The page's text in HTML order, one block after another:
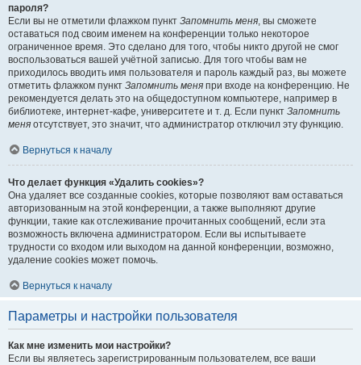
пароля?
Если вы не отметили флажком пункт Запомнить меня , вы сможете
оставаться под своим именем на конференции только некоторое
ограниченное время. Это сделано для того, чтобы никто другой не смог
воспользоваться вашей учётной записью. Для того чтобы вам не
приходилось вводить имя пользователя и пароль каждый раз, вы можете
отметить флажком пункт Запомнить меня при входе на конференцию. Не
рекомендуется делать это на общедоступном компьютере, например в
библиотеке, интернет-кафе, университете и т. д. Если пункт Запомнить
меня отсутствует, это значит, что администратор отключил эту функцию.
Вернуться к началу
Что делает функция «Удалить cookies»?
Она удаляет все созданные cookies, которые позволяют вам оставаться
авторизованным на этой конференции, а также выполняют другие
функции, такие как отслеживание прочитанных сообщений, если эта
возможность включена администратором. Если вы испытываете
трудности со входом или выходом на данной конференции, возможно,
удаление cookies может помочь.
Вернуться к началу
Параметры и настройки пользователя
Как мне изменить мои настройки?
Если вы являетесь зарегистрированным пользователем, все ваши